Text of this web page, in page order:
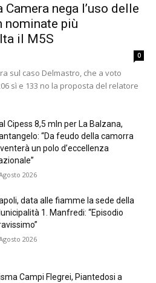
nega l’uso delle
nominate più
il M5S
0
sul caso Delmastro, che a voto
sì e 133 no la proposta del relatore
Cipess 8,5 mln per La Balzana,
“Da feudo della camorra
un polo d’eccellenza
2026
data alle fiamme la sede della
1. Manfredi: “Episodio
2026
Campi Flegrei, Piantedosi a